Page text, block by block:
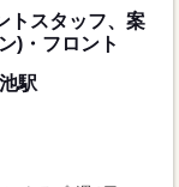
トスタッフ、案
)・フロント
駅